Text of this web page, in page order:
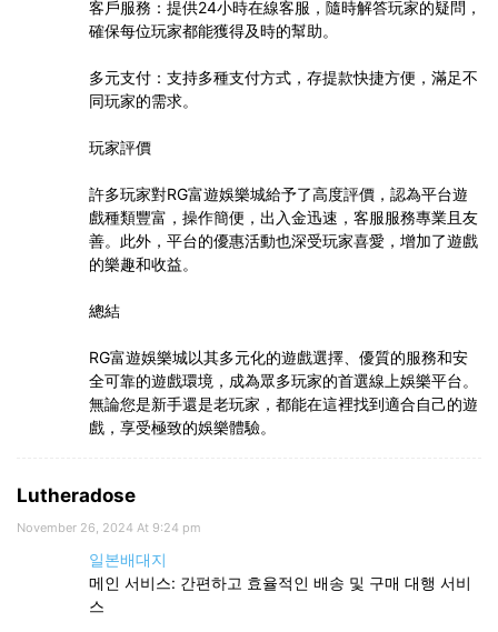
客戶服務：提供24小時在線客服，隨時解答玩家的疑問，
確保每位玩家都能獲得及時的幫助。
多元支付：支持多種支付方式，存提款快捷方便，滿足不
同玩家的需求。
玩家評價
許多玩家對RG富遊娛樂城給予了高度評價，認為平台遊
戲種類豐富，操作簡便，出入金迅速，客服服務專業且友
善。此外，平台的優惠活動也深受玩家喜愛，增加了遊戲
的樂趣和收益。
總結
RG富遊娛樂城以其多元化的遊戲選擇、優質的服務和安
全可靠的遊戲環境，成為眾多玩家的首選線上娛樂平台。
無論您是新手還是老玩家，都能在這裡找到適合自己的遊
戲，享受極致的娛樂體驗。
Lutheradose
November 26, 2024 At 9:24 pm
일본배대지
메인 서비스: 간편하고 효율적인 배송 및 구매 대행 서비
스